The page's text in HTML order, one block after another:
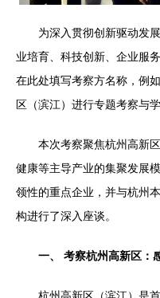
为深入贯彻创新驱动发
业培育、科技创新、企业服
在此处填写考察方名称，例
区（滨江）进行专题考察与学
本次考察聚焦杭州高新
健康等主导产业的集聚发展
领性的重点企业，并与杭州
构进行了深入座谈。
一、 考察杭州高新区：